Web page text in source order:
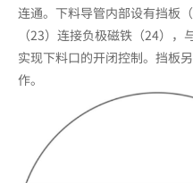
连通。下料导管内部设有挡板
（23）连接负极磁铁（24），
实现下料口的开闭控制。挡板
作。